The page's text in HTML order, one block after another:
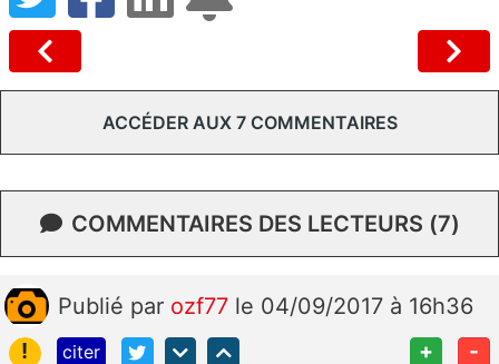
ACCÉDER AUX 7 COMMENTAIRES
COMMENTAIRES DES LECTEURS (7)
Publié par ozf77 le 04/09/2017 à 16h36
!
citer + -